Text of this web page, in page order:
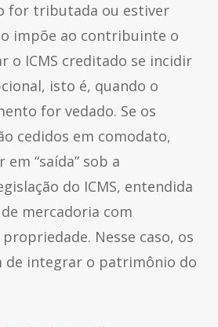
for tributada ou estiver
impõe ao contribuinte o
o ICMS creditado se incidir
isto é, quando o
for vedado. Se os
cedidos em comodato,
“saída” sob a
do ICMS, entendida
mercadoria com
Nesse caso, os
de integrar o patrimônio do